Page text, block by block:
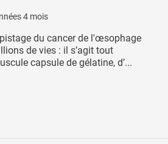
4 mois
du cancer de l'œsophage
de vies : il s’agit tout
capsule de gélatine, d’...